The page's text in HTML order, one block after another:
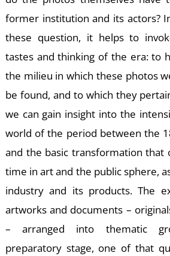
former institution and its actors?
these question, it helps to
tastes and thinking of the era: to
the milieu in which these photos
be found, and to which they
we can gain insight into the
world of the period between the
and the basic transformation that
time in art and the public sphere,
industry and its products. The
artworks and documents –
– arranged into thematic
preparatory stage, one of that